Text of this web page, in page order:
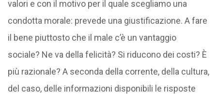
valori e con il motivo per il quale scegliamo una
condotta morale: prevede una giustificazione. A fare
il bene piuttosto che il male c’è un vantaggio
sociale? Ne va della felicità? Si riducono dei costi? È
più razionale? A seconda della corrente, della cultura,
del caso, delle informazioni disponibili le risposte